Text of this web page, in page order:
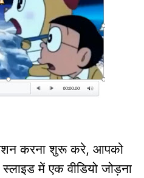
करना शुरू करे, आपको
में एक वीडियो जोड़ना